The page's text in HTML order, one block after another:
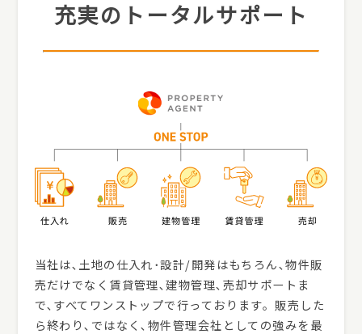
充実のトータルサポート
当社は､土地の仕入れ･設計/開発はもちろん､物件販
売だけでなく賃貸管理､建物管理､売却サポートま
で､すべてワンストップで行っております。販売した
ら終わり､ではなく､物件管理会社としての強みを最